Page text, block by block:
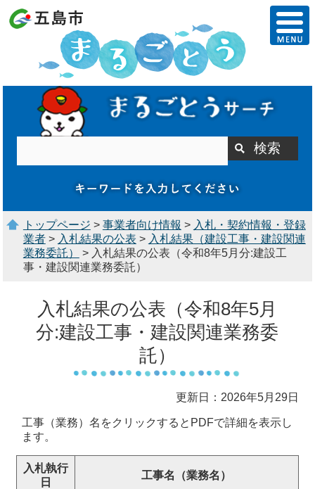
トップページ > 事業者向け情報 > 入札・契約情報・登録
業者> 入札結果の公表 > 入札結果（建設工事・建設関連
業務委託）
> 入札結果の公表（令和8年5月分:建設工
事・建設関連業務委託）
入札結果の公表（令和8年5月
分:建設工事・建設関連業務委
託）
更新日：2026年5月29日
工事（業務）名をクリックするとPDFで詳細を表示し
ます。
入札執行
日
工事名（業務名）